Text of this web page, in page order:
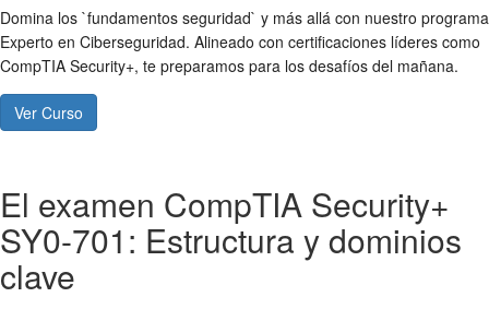
Domina los `fundamentos seguridad` y más allá con nuestro programa
Experto en Ciberseguridad. Alineado con certificaciones líderes como
CompTIA Security+, te preparamos para los desafíos del mañana.
Ver Curso
El examen CompTIA Security+
SY0-701: Estructura y dominios
clave